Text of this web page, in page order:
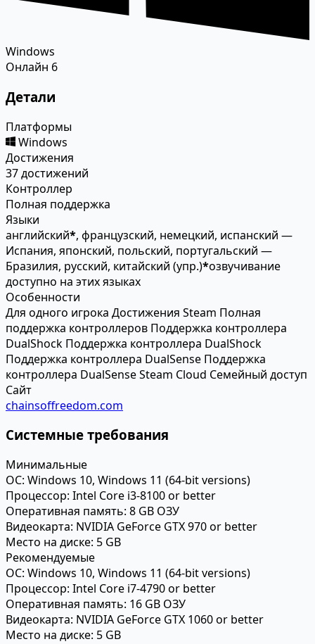
Windows
Онлайн 6
Детали
Платформы
Windows
Достижения
37 достижений
Контроллер
Полная поддержка
Языки
английский*, французский, немецкий, испанский —
Испания, японский, польский, португальский —
Бразилия, русский, китайский (упр.)*озвучивание
доступно на этих языках
Особенности
Для одного игрока Достижения Steam Полная
поддержка контроллеров Поддержка контроллера
DualShock Поддержка контроллера DualShock
Поддержка контроллера DualSense Поддержка
контроллера DualSenseSteam Cloud Семейный доступ
Сайт
chainsoffreedom.com
Системные требования
Минимальные
ОС: Windows 10, Windows 11 (64-bit versions)
Процессор: Intel Core i3-8100 or better
Оперативная память: 8 GB ОЗУ
Видеокарта: NVIDIA GeForce GTX 970 or better
Место на диске: 5 GB
Рекомендуемые
ОС: Windows 10, Windows 11 (64-bit versions)
Процессор: Intel Core i7-4790 or better
Оперативная память: 16 GB ОЗУ
Видеокарта: NVIDIA GeForce GTX 1060 or better
Место на диске: 5 GB